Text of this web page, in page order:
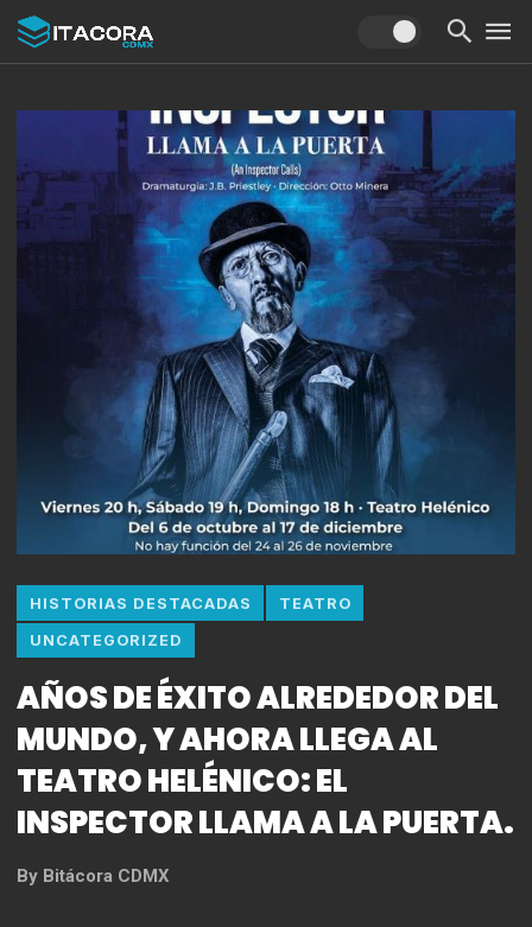
HISTORIAS DESTACADAS TEATRO
UNCATEGORIZED
AÑOS DE ÉXITO ALREDEDOR DEL
MUNDO, Y AHORA LLEGA AL
TEATRO HELÉNICO: EL
INSPECTOR LLAMA A LA PUERTA.
By Bitácora CDMX